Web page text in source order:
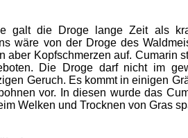
galt die Droge lange Zeit als
wäre von der Droge des
aber Kopfschmerzen auf. Cumarin
Die Droge darf nicht im
Geruch. Es kommt in einigen
vor. In diesen wurde das
Welken und Trocknen von Gras